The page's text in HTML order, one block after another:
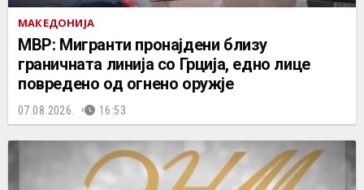
МАКЕДОНИЈА
МВР: Мигранти пронајдени близу
граничната линија со Грција, едно лице
повредено од огнено оружје
07.08.2026. 16:53